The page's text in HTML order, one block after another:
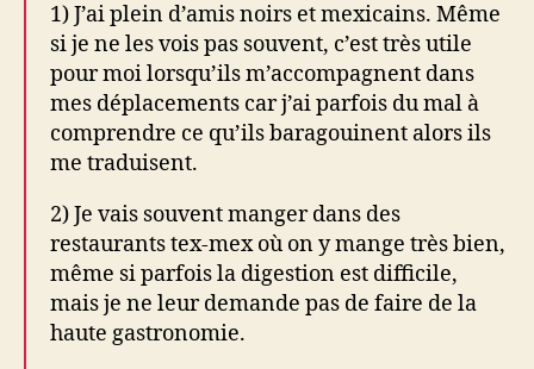
1) J’ai plein d’amis noirs et mexicains. Même
si je ne les vois pas souvent, c’est très utile
pour moi lorsqu’ils m’accompagnent dans
mes déplacements car j’ai parfois du mal à
comprendre ce qu’ils baragouinent alors ils
me traduisent.
2) Je vais souvent manger dans des
restaurants tex-mex où on y mange très bien,
même si parfois la digestion est difficile,
mais je ne leur demande pas de faire de la
haute gastronomie.